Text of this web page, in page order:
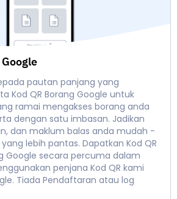
pautan panjang yang
Kod QR Borang Google untuk
ramai mengakses borang anda
dengan satu imbasan. Jadikan
dan maklum balas anda mudah -
lebih pantas. Dapatkan Kod QR
Google secara percuma dalam
penjana Kod QR kami
Tiada Pendaftaran atau log